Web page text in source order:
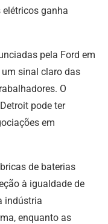
ganha
pela Ford em
um sinal claro das
O
pode ter
em
de baterias
à igualdade de
indústria
enquanto as